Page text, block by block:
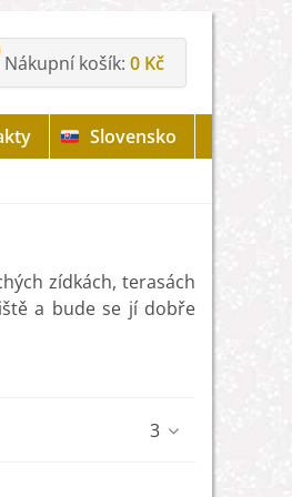
Nákupní košík 0 Kč
Slovensko
zídkách, terasách
a bude se jí dobře
3